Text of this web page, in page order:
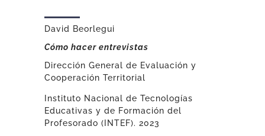
David Beorlegui
Cómo hacer entrevistas
Dirección General de Evaluación y
Cooperación Territorial
Instituto Nacional de Tecnologías
Educativas y de Formación del
Profesorado (INTEF). 2023